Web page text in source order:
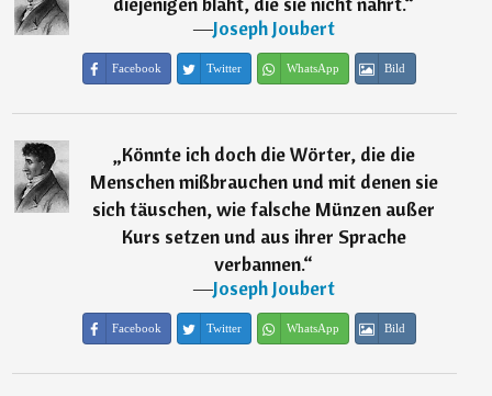
―Joseph Joubert
Facebook Twitter WhatsApp Bild
„Könnte ich doch die Wörter, die die
Menschen mißbrauchen und mit denen sie
sich täuschen, wie falsche Münzen außer
Kurs setzen und aus ihrer Sprache
verbannen.“
―Joseph Joubert
Facebook Twitter WhatsApp Bild